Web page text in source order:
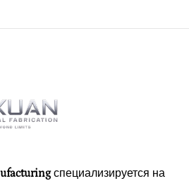
специализируется на